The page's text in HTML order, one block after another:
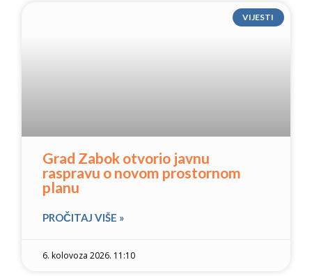
VIJESTI
Grad Zabok otvorio javnu
raspravu o novom prostornom
planu
PROČITAJ VIŠE »
6. kolovoza 2026. 11:10